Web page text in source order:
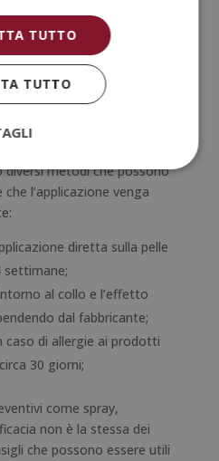
specifici.
i parassiti nel
di evitare problemi è
metodi che possono
l’applicazione venga
diretta sulla pelle
settimane;
al collo e l’effetto
dal fabbricante;
caso di allergie ai prodotti
30 giorni;
come spray,
non è la stessa dei
che possono essere utili
TUTTO
TUTTO